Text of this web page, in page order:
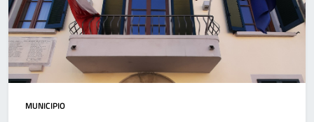
MUNICIPIO